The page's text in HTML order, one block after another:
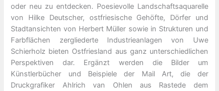
oder neu zu entdecken. Poesievolle Landschaftsaquarelle
von Hilke Deutscher, ostfriesische Gehöfte, Dörfer und
Stadtansichten von Herbert Müller sowie in Strukturen und
Farbflächen zergliederte Industrieanlagen von Uwe
Schierholz bieten Ostfriesland aus ganz unterschiedlichen
Perspektiven dar. Ergänzt werden die Bilder um
Künstlerbücher und Beispiele der Mail Art, die der
Druckgrafiker Ahlrich van Ohlen aus Rastede dem